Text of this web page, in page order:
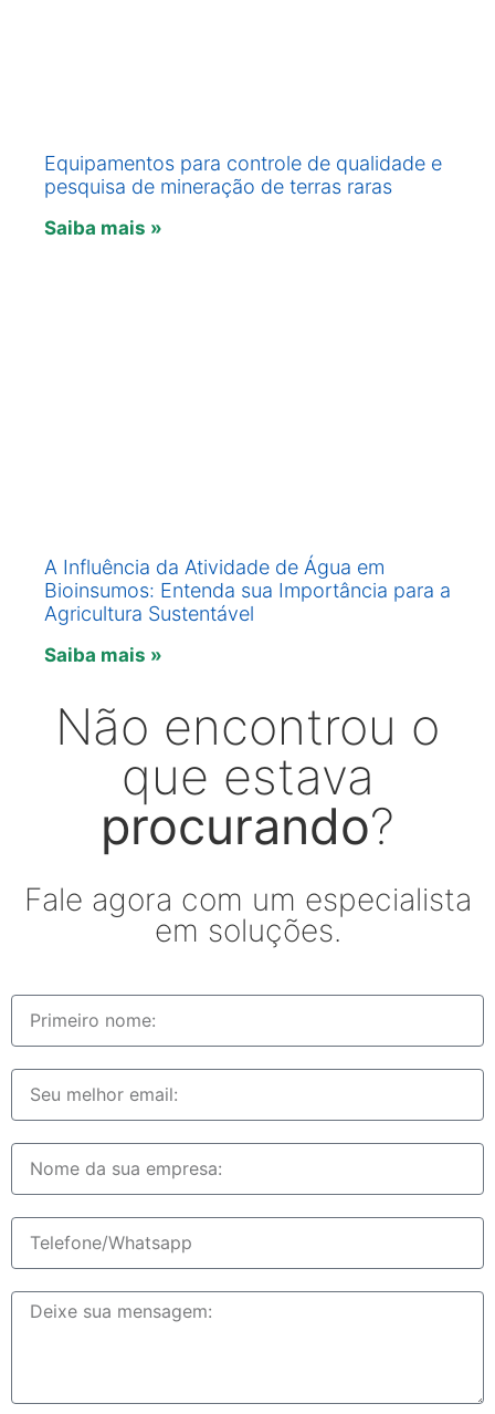
Equipamentos para controle de qualidade e
pesquisa de mineração de terras raras
Saiba mais »
A Influência da Atividade de Água em
Bioinsumos: Entenda sua Importância para a
Agricultura Sustentável
Saiba mais »
Não encontrou o
que estava
procurando?
Fale agora com um especialista
em soluções.